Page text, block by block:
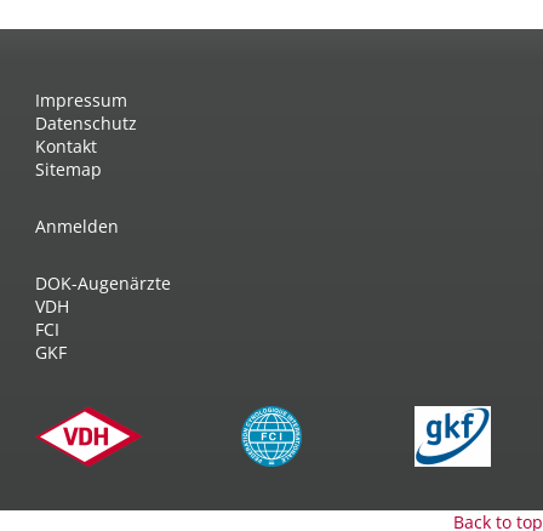
Impressum
Datenschutz
Kontakt
Sitemap
Anmelden
DOK-Augenärzte
VDH
FCI
GKF
Back to top